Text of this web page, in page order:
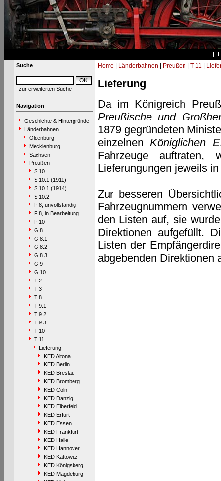
Suche
zur erweiterten Suche
Navigation
Geschichte & Hintergründe
Länderbahnen
Oldenburg
Mecklenburg
Sachsen
Preußen
S 10
S 10.1 (1911)
S 10.1 (1914)
S 10.2
P 8, unvollständig
P 8, in Bearbeitung
P 10
G 8
G 8.1
G 8.2
G 8.3
G 9
G 10
T 2
T 3
T 8
T 9.1
T 9.2
T 9.3
T 10
T 11
Lieferung
KED Altona
KED Berlin
KED Breslau
KED Bromberg
KED Cöln
KED Danzig
KED Elberfeld
KED Erfurt
KED Essen
KED Frankfurt
KED Halle
KED Hannover
KED Kattowitz
KED Königsberg
KED Magdeburg
Home Länderbahnen Preußen T 11
Lieferung
Da im Königreich
Preußische und
1879 gegründeten
einzelnenKöniglichen
Fahrzeuge auftraten,
Lieferungungen jeweils
Zur besseren
Fahrzeugnummern
den Listen auf, sie
Direktionen aufgefüllt.
Listen der
abgebenden Direktionen